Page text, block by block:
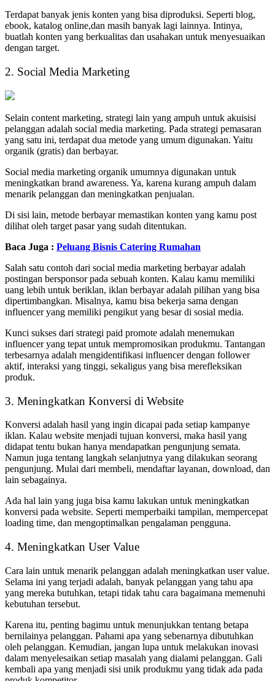
Terdapat banyak jenis konten yang bisa diproduksi. Seperti blog,
ebook, katalog online,dan masih banyak lagi lainnya. Intinya,
buatlah konten yang berkualitas dan usahakan untuk menyesuaikan
dengan target.
2. Social Media Marketing
Selain content marketing, strategi lain yang ampuh untuk akuisisi
pelanggan adalah social media marketing. Pada strategi pemasaran
yang satu ini, terdapat dua metode yang umum digunakan. Yaitu
organik (gratis) dan berbayar.
Social media marketing organik umumnya digunakan untuk
meningkatkan brand awareness. Ya, karena kurang ampuh dalam
menarik pelanggan dan meningkatkan penjualan.
Di sisi lain, metode berbayar memastikan konten yang kamu post
dilihat oleh target pasar yang sudah ditentukan.
Baca Juga : Peluang Bisnis Catering Rumahan
Salah satu contoh dari social media marketing berbayar adalah
postingan bersponsor pada sebuah konten. Kalau kamu memiliki
uang lebih untuk beriklan, iklan berbayar adalah pilihan yang bisa
dipertimbangkan. Misalnya, kamu bisa bekerja sama dengan
influencer yang memiliki pengikut yang besar di sosial media.
Kunci sukses dari strategi paid promote adalah menemukan
influencer yang tepat untuk mempromosikan produkmu. Tantangan
terbesarnya adalah mengidentifikasi influencer dengan follower
aktif, interaksi yang tinggi, sekaligus yang bisa merefleksikan
produk.
3. Meningkatkan Konversi di Website
Konversi adalah hasil yang ingin dicapai pada setiap kampanye
iklan. Kalau website menjadi tujuan konversi, maka hasil yang
didapat tentu bukan hanya mendapatkan pengunjung semata.
Namun juga tentang langkah selanjutnya yang dilakukan seorang
pengunjung. Mulai dari membeli, mendaftar layanan, download, dan
lain sebagainya.
Ada hal lain yang juga bisa kamu lakukan untuk meningkatkan
konversi pada website. Seperti memperbaiki tampilan, mempercepat
loading time, dan mengoptimalkan pengalaman pengguna.
4. Meningkatkan User Value
Cara lain untuk menarik pelanggan adalah meningkatkan user value.
Selama ini yang terjadi adalah, banyak pelanggan yang tahu apa
yang mereka butuhkan, tetapi tidak tahu cara bagaimana memenuhi
kebutuhan tersebut.
Karena itu, penting bagimu untuk menunjukkan tentang betapa
bernilainya pelanggan. Pahami apa yang sebenarnya dibutuhkan
oleh pelanggan. Kemudian, jangan lupa untuk melakukan inovasi
dalam menyelesaikan setiap masalah yang dialami pelanggan. Gali
kembali apa yang menjadi sisi unik produkmu yang tidak ada pada